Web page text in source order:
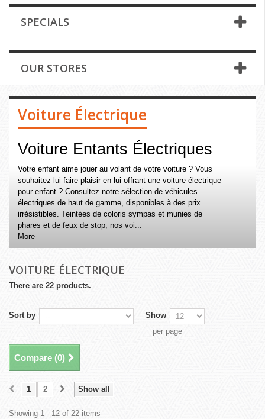
SPECIALS
OUR STORES
Voiture Électrique
Voiture Entants Électriques
Votre enfant aime jouer au volant de votre voiture ? Vous
souhaitez lui faire plaisir en lui offrant une voiture électrique
pour enfant ? Consultez notre sélection de véhicules
électriques de haut de gamme, disponibles à des prix
irrésistibles. Teintées de coloris sympas et munies de
phares et de feux de stop, nos voi...
More
VOITURE ÉLECTRIQUE
There are 22 products.
Sort by
Show
per page
Compare (0)
Show all
1 2
Showing 1 - 12 of 22 items